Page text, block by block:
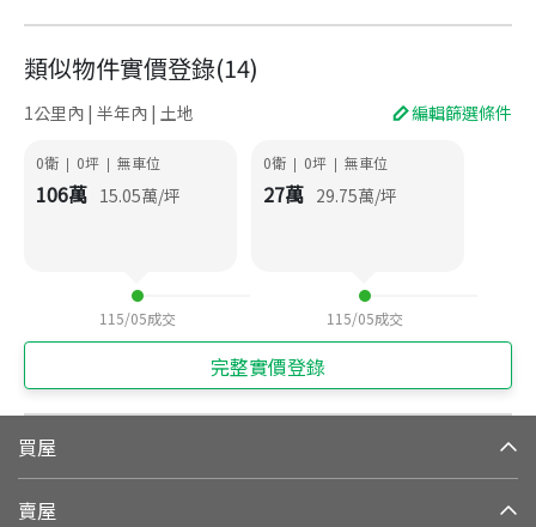
類似物件實價登錄(14)
1公里內 | 半年內 | 土地 編輯篩選條件
0衛 | 0坪 | 無車位
106萬 15.05萬/坪
115/05成交
0衛 | 0坪 | 無車位
27萬 29.75萬/坪
115/05成交
完整實價登錄
買屋
賣屋